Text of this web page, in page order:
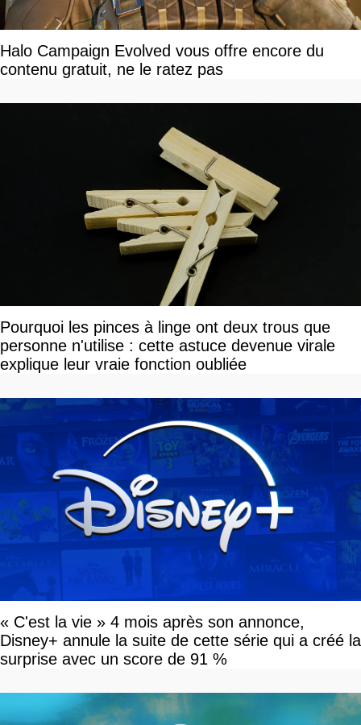
Halo Campaign Evolved vous offre encore du
contenu gratuit, ne le ratez pas
Pourquoi les pinces à linge ont deux trous que
personne n'utilise : cette astuce devenue virale
explique leur vraie fonction oubliée
« C'est la vie » 4 mois après son annonce,
Disney+ annule la suite de cette série qui a créé la
surprise avec un score de 91 %